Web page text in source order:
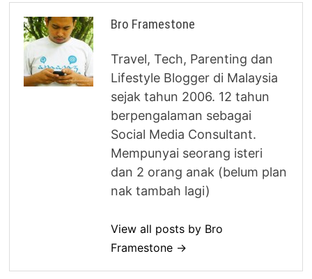
Bro Framestone
Travel, Tech, Parenting dan
Lifestyle Blogger di Malaysia
sejak tahun 2006. 12 tahun
berpengalaman sebagai
Social Media Consultant.
Mempunyai seorang isteri
dan 2 orang anak (belum plan
nak tambah lagi)
View all posts by Bro
Framestone →